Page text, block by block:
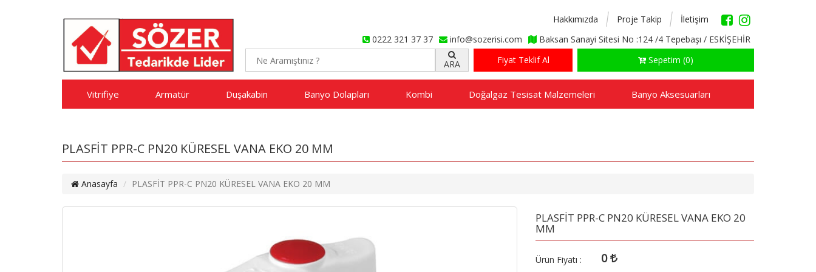
Hakkımızda Proje Takip
İletişim
0222 321 37 37
info@sozerisi.com Baksan Sanayi Sitesi No :124 /4 Tepebaşı / ESKİŞEHİR
ARA Fiyat Teklif Al Sepetim (0)
Vitrifiye Armatür Duşakabin Banyo Dolapları Kombi Doğalgaz Tesisat Malzemeleri Banyo Aksesuarları
PLASFİT PPR-C PN20 KÜRESEL VANA EKO 20 MM
Anasayfa PLASFİT PPR-C PN20 KÜRESEL VANA EKO 20 MM
PLASFİT PPR-C PN20 KÜRESEL VANA EKO 20
MM
Ürün Fiyatı : 0